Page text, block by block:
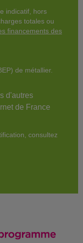
indicatif, hors
totales ou
financements des
de métallier.
d'autres
de France
consultez